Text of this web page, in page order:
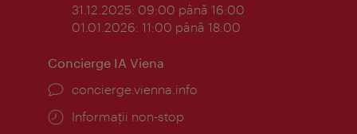
31.12.2025: 09:00 până 16:00
01.01.2026: 11:00 până 18:00
Concierge IA Viena
concierge.vienna.info
Informații non-stop